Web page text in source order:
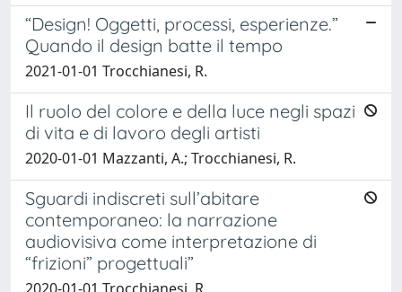
“Design! Oggetti, processi, esperienze.”
Quando il design batte il tempo
2021-01-01 Trocchianesi, R.
Il ruolo del colore e della luce negli spazi
di vita e di lavoro degli artisti
2020-01-01 Mazzanti, A.; Trocchianesi, R.
Sguardi indiscreti sull’abitare
contemporaneo: la narrazione
audiovisiva come interpretazione di
“frizioni” progettuali”